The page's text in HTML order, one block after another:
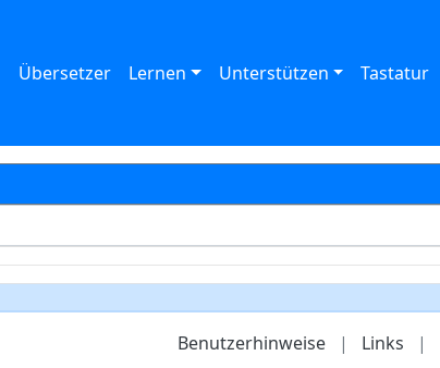
Übersetzer Lernen Unterstützen Tastatur
Benutzerhinweise | Links |